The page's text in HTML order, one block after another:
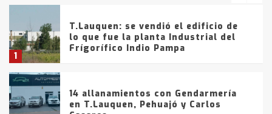
1
T.Lauquen: se vendió el edificio de
lo que fue la planta Industrial del
Frígorífico Indio Pampa
14 allanamientos con Gendarmería
en T.Lauquen, Pehuajó y Carlos